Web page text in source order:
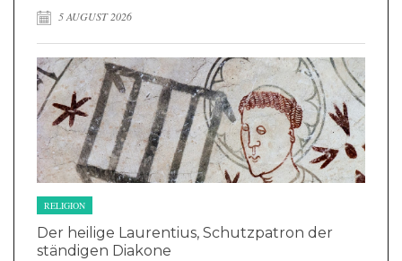
5 AUGUST 2026
RELIGION
Der heilige Laurentius, Schutzpatron der
ständigen Diakone